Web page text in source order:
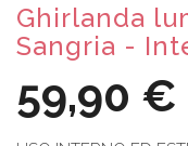
Ghirlanda
Sangria -
59,90 €